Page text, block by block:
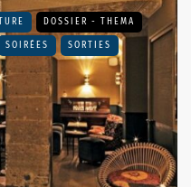
DOSSIER - THEMA
SOIRÉES SORTIES